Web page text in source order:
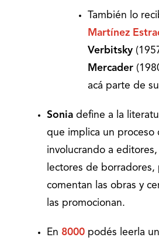
También lo
Martínez
Verbitsky
Mercader
acá parte de
Sonia define a la
que implica un proceso
involucrando a
lectores de
comentan las obras y
las promocionan.
En 8000 podés leerla